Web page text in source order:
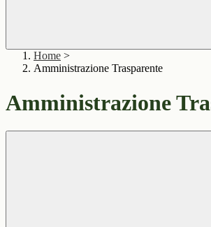
Home >
Amministrazione Trasparente
Amministrazione